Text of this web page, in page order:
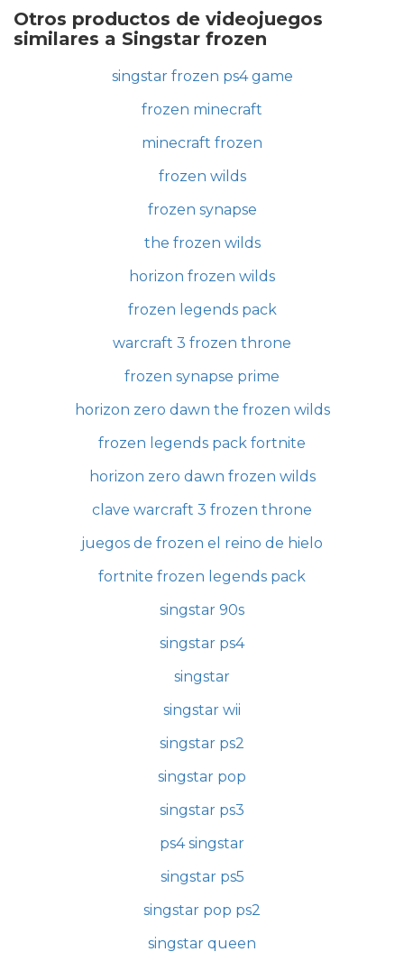
Otros productos de videojuegos
similares a Singstar frozen
singstar frozen ps4 game
frozen minecraft
minecraft frozen
frozen wilds
frozen synapse
the frozen wilds
horizon frozen wilds
frozen legends pack
warcraft 3 frozen throne
frozen synapse prime
horizon zero dawn the frozen wilds
frozen legends pack fortnite
horizon zero dawn frozen wilds
clave warcraft 3 frozen throne
juegos de frozen el reino de hielo
fortnite frozen legends pack
singstar 90s
singstar ps4
singstar
singstar wii
singstar ps2
singstar pop
singstar ps3
ps4 singstar
singstar ps5
singstar pop ps2
singstar queen